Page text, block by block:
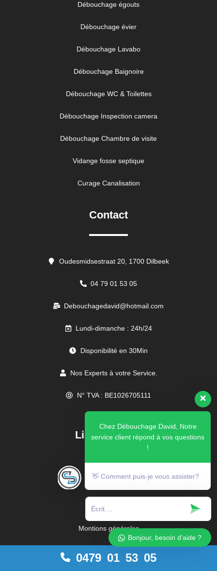
Débouchage égouts
Débouchage évier
Débouchage Lavabo
Débouchage Baignoire
Débouchage WC & Toilettes
Débouchage Inspection camera
Débouchage Chambre de visite
Vidange fosse septique
Curage Canalisation
Contact
Oudesmidsestraat 20, 1700 Dilbeek
04 79 01 53 05
Debouchagedavid@hotmail.com
Lundi-dimanche : 24h/24
Disponibilité en 30Min
Nos Experts à votre Service.
N° TVA : BE1026705111
0479 01 53 05
Liens rapides
Montions générales
Condition générale de vente
Chez Débouchage David, Notre
service client répond à vos questions
!
👋 Comment puis-je vous assister?
Bonjour, besoin d’aide ?